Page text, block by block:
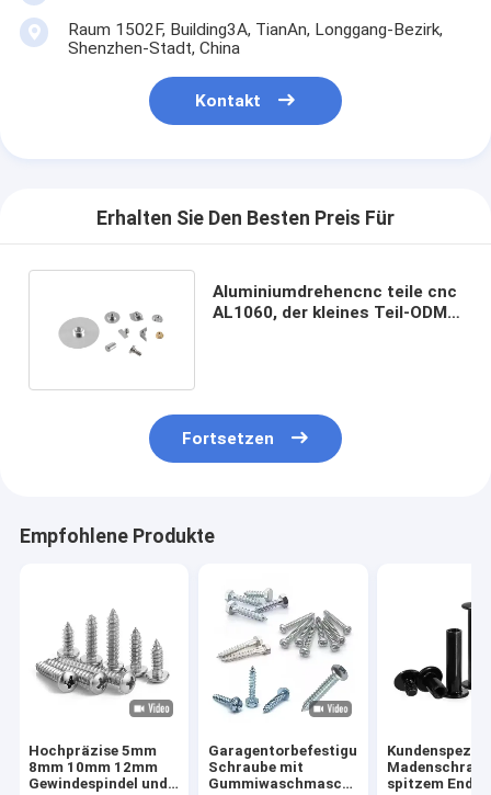
Raum 1502F, Building3A, TianAn, Longgang-Bezirk,
Shenzhen-Stadt, China
Kontakt
Erhalten Sie Den Besten Preis Für
Aluminiumdrehencnc teile cnc
AL1060, der kleines Teil-ODM
Fortsetzen
Empfohlene Produkte
Hochpräzise 5mm
8mm 10mm 12mm
Gewindespindel und
Garagentorbefestigungen,
Schraube mit
Gummiwaschmaschine,
spitzem Ende